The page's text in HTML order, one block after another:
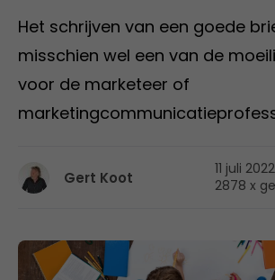
Het schrijven van een goede
misschien wel een van de
voor de marketeer of
Gert Koot
11 juli
2878 x